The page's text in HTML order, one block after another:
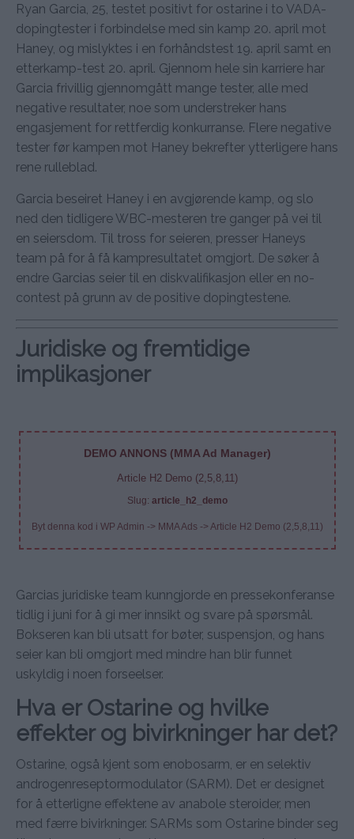
Ryan Garcia, 25, testet positivt for ostarine i to VADA-
dopingtester i forbindelse med sin kamp 20. april mot
Haney, og mislyktes i en forhåndstest 19. april samt en
etterkamp-test 20. april. Gjennom hele sin karriere har
Garcia frivillig gjennomgått mange tester, alle med
negative resultater, noe som understreker hans
engasjement for rettferdig konkurranse. Flere negative
tester før kampen mot Haney bekrefter ytterligere hans
rene rulleblad.
Garcia beseiret Haney i en avgjørende kamp, og slo
ned den tidligere WBC-mesteren tre ganger på vei til
en seiersdom. Til tross for seieren, presser Haneys
team på for å få kampresultatet omgjort. De søker å
endre Garcias seier til en diskvalifikasjon eller en no-
contest på grunn av de positive dopingtestene.
Juridiske og fremtidige
implikasjoner
DEMO ANNONS (MMA Ad Manager)
Article H2 Demo (2,5,8,11)
Slug: article_h2_demo
Byt denna kod i WP Admin -> MMA Ads -> Article H2 Demo (2,5,8,11)
Garcias juridiske team kunngjorde en pressekonferanse
tidlig i juni for å gi mer innsikt og svare på spørsmål.
Bokseren kan bli utsatt for bøter, suspensjon, og hans
seier kan bli omgjort med mindre han blir funnet
uskyldig i noen forseelser.
Hva er Ostarine og hvilke
effekter og bivirkninger har det?
Ostarine, også kjent som enobosarm, er en selektiv
androgenreseptormodulator (SARM). Det er designet
for å etterligne effektene av anabole steroider, men
med færre bivirkninger. SARMs som Ostarine binder seg